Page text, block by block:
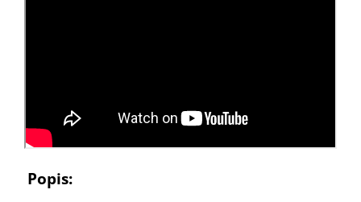
Popis: